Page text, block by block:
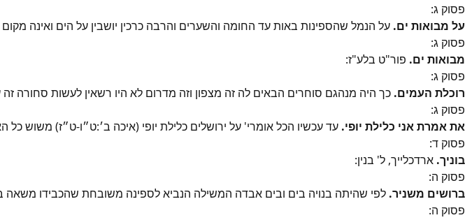
פסוק ג:
על מבואות ים. על הנמל שהספינות באות עד החומה והשערים והרבה כרכין יושבין על הים ואינה מקום
פסוק ג:
מבואות ים. פור"ט בלע"ז:
פסוק ג:
רוכלת העמים. כך היה מנהגם סוחרים הבאים לה זה מצפון וזה מדרום לא היו רשאין לעשות סחורה זה
פסוק ג:
את אמרת אני כלילת יופי. עד עכשיו הכל אומרי' על ירושלים כלילת יופי (איכה ב׳:ט״ו-ט״ז) משוש
פסוק ד:
בוניך. ארדכלייך, ל' בנין:
פסוק ה:
ברושים משניר. לפי שהיתה בנויה בים ובים אבדה המשילה הנביא לספינה משובחת שהכבידו משאה
פסוק ה: